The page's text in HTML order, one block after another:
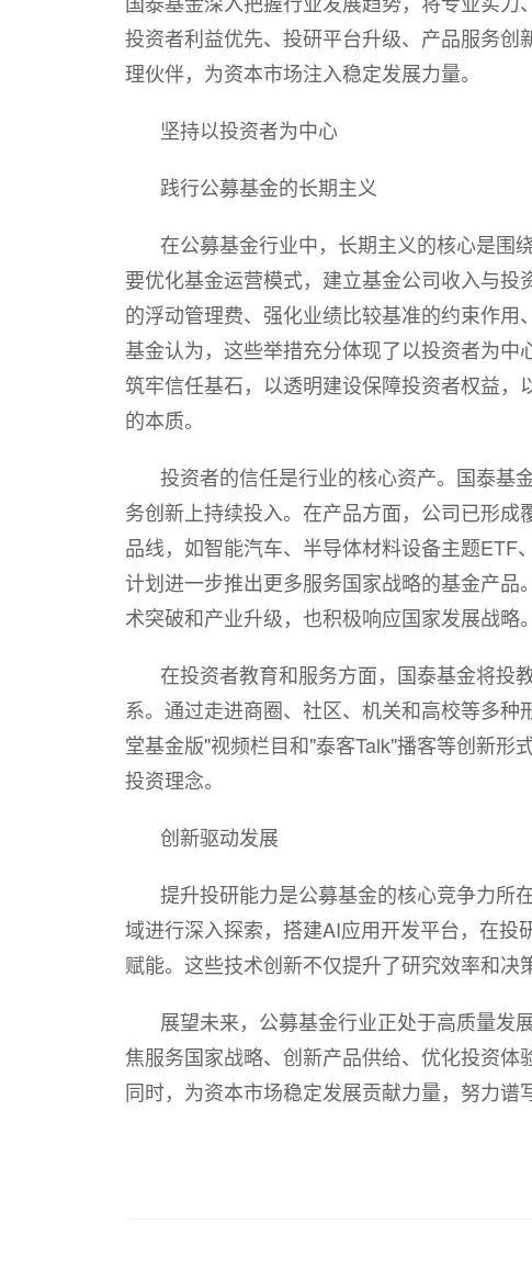
投资者利益优先、投研平台升级、产品服务
理伙伴，为资本市场注入稳定发展力量。
坚持以投资者为中心
践行公募基金的长期主义
在公募基金行业中，长期主义的核心是围
要优化基金运营模式，建立基金公司收入与
的浮动管理费、强化业绩比较基准的约束作
基金认为，这些举措充分体现了以投资者为
筑牢信任基石，以透明建设保障投资者权益
的本质。
投资者的信任是行业的核心资产。国泰基
务创新上持续投入。在产品方面，公司已形
品线，如智能汽车、半导体材料设备主题
计划进一步推出更多服务国家战略的基金产
术突破和产业升级，也积极响应国家发展战略。
在投资者教育和服务方面，国泰基金将投
系。通过走进商圈、社区、机关和高校等多
堂基金版"视频栏目和"泰客Talk"播客等创新
投资理念。
创新驱动发展
提升投研能力是公募基金的核心竞争力所
域进行深入探索，搭建AI应用开发平台，在
赋能。这些技术创新不仅提升了研究效率和决
展望未来，公募基金行业正处于高质量发
焦服务国家战略、创新产品供给、优化投资
同时，为资本市场稳定发展贡献力量，努力谱